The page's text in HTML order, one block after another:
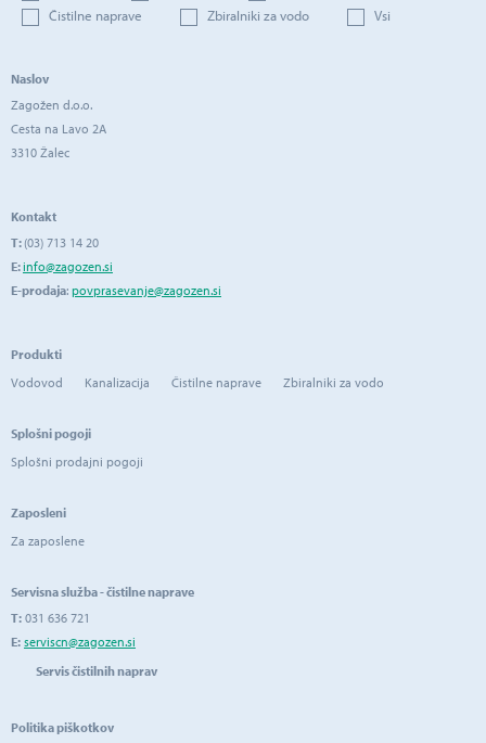
Čistilne naprave
Zbiralniki za vodo Vsi
Naslov
Zagožen d.o.o.
Cesta na Lavo 2A
3310 Žalec
Kontakt
T: (03) 713 14 20
E:info@zagozen.si
E-prodaja: povprasevanje@zagozen.si
Produkti
Vodovod
Kanalizacija Čistilne naprave Zbiralniki za vodo
Splošni pogoji
Splošni prodajni pogoji
Zaposleni
Za zaposlene
Servisna služba - čistilne naprave
T: 031 636 721
E: serviscn@zagozen.si
Servis čistilnih naprav
Politika piškotkov